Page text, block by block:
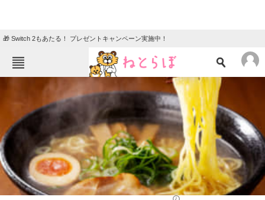
🎁 Switch 2もあたる！ プレゼントキャンペーン実施中！
ねとらぼメニュー
ニュース
エンタメ クイズ
地域
住まい 教育・育児
動物 リサーチ